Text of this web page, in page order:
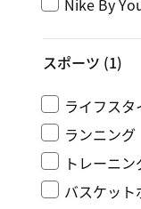
Nike By
スポーツ (1)
ライフスタ
ランニング
トレーニ
バスケット